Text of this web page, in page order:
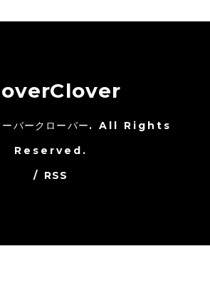
ーバークローバー. All Rights
Reserved.
/ RSS